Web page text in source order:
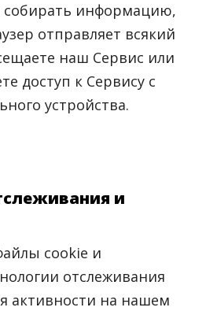
информацию,
отправляет всякий
наш Сервис или
доступ к Сервису с
устройства.
и
cookie и
отслеживания
активности на нашем